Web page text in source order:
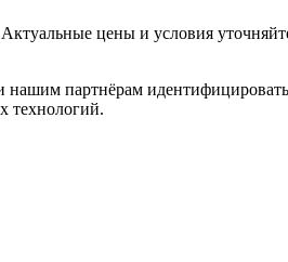
цены и условия
партнёрам идентифицировать
технологий.